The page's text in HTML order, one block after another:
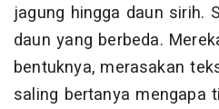
jagung hingga daun sirih.
daun yang berbeda.
bentuknya, merasakan
saling bertanya mengapa